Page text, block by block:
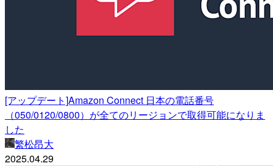
[アップデート]Amazon Connect 日本の電話番号
（050/0120/0800）が全てのリージョンで取得可能になりま
した
繁松昂大
2025.04.29